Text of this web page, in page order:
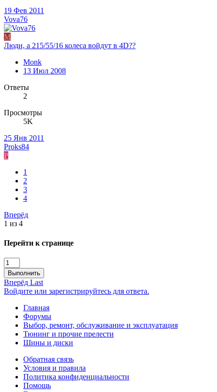
19 Фев 2011
Vova76
M
Люди, а 215/55/16 колеса войдут в 4D??
Monk
13 Июл 2008
Ответы
2
Просмотры
5K
25 Янв 2011
Proks84
P
1
2
3
4
Вперёд
1 из 4
Перейти к странице
Выполнить
Вперёд Last
Войдите или зарегистрируйтесь для ответа.
Главная
Форумы
Выбор, ремонт, обслуживание и эксплуатация
Тюнинг и прочие прелести
Шины и диски
Обратная связь
Условия и правила
Политика конфиденциальности
Помощь